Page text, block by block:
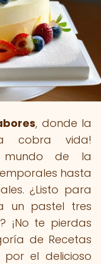
, donde la
cobra vida!
mundo de la
hasta
¿Listo para
un pastel tres
¡No te pierdas
de Recetas
el delicioso